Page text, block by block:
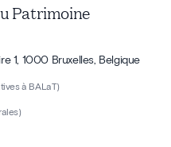
Patrimoine
1, 1000 Bruxelles, Belgique
à BALaT)